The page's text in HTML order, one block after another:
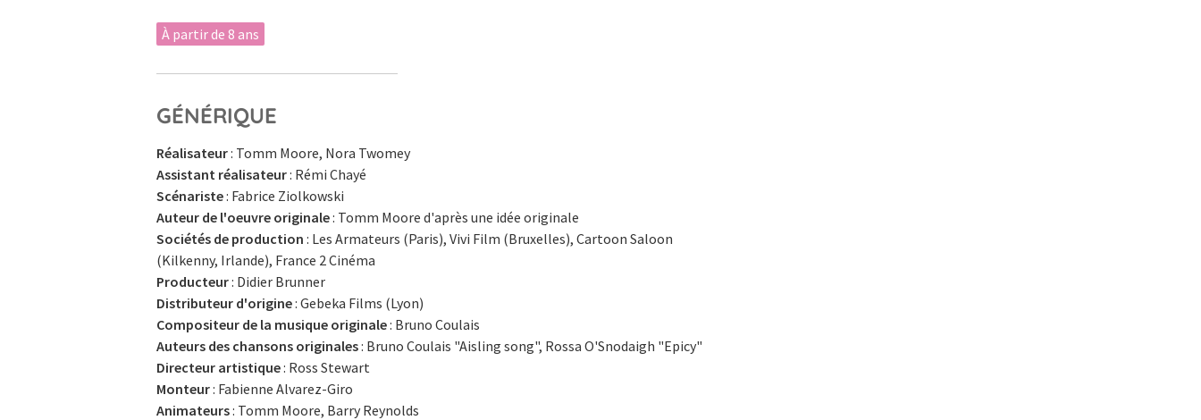
À partir de 8 ans
GÉNÉRIQUE
Réalisateur: Tomm Moore, Nora Twomey
Assistant réalisateur: Rémi Chayé
Scénariste: Fabrice Ziolkowski
Auteur de l'oeuvre originale: Tomm Moore d'après une idée originale
Sociétés de production : Les Armateurs (Paris), Vivi Film (Bruxelles), Cartoon Saloon
(Kilkenny, Irlande), France 2 Cinéma
Producteur: Didier Brunner
Distributeur d'origine: Gebeka Films (Lyon)
Compositeur de la musique originale: Bruno Coulais
Auteurs des chansons originales: Bruno Coulais "Aisling song", Rossa O'Snodaigh "Epicy"
Directeur artistique: Ross Stewart
Monteur: Fabienne Alvarez-Giro
Animateurs: Tomm Moore, Barry Reynolds